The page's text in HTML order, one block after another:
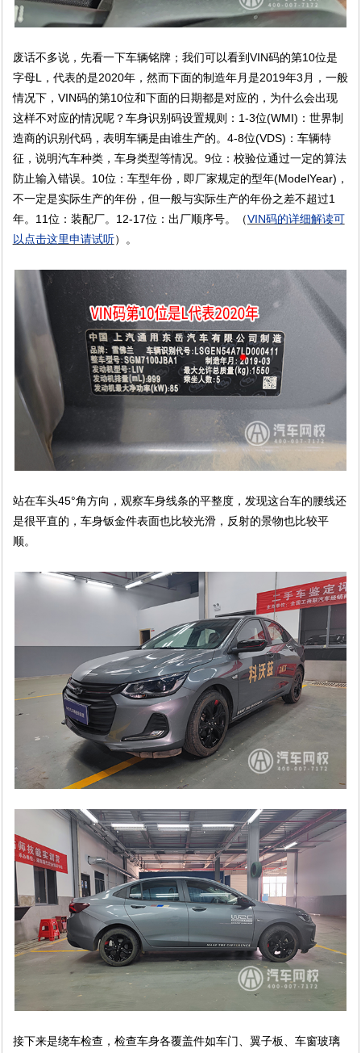
废话不多说，先看一下车辆铭牌；我们可以看到VIN码的第10位是
字母L，代表的是2020年，然而下面的制造年月是2019年3月，一般
情况下，VIN码的第10位和下面的日期都是对应的，为什么会出现
这样不对应的情况呢？车身识别码设置规则：1-3位(WMI)：世界制
造商的识别代码，表明车辆是由谁生产的。4-8位(VDS)：车辆特
征，说明汽车种类，车身类型等情况。9位：校验位通过一定的算法
防止输入错误。10位：车型年份，即厂家规定的型年(ModelYear)，
不一定是实际生产的年份，但一般与实际生产的年份之差不超过1
年。11位：装配厂。12-17位：出厂顺序号。
（VIN码的详细解读可
以点击这里申请试听）。
站在车头45°角方向，观察车身线条的平整度，发现这台车的腰线还
是很平直的，车身钣金件表面也比较光滑，反射的景物也比较平
顺。
接下来是绕车检查，检查车身各覆盖件如车门、翼子板、车窗玻璃